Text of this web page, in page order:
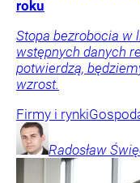
roku
Stopa bezrobocia w
wstępnych danych
potwierdzą,
wzrost.
Firmy i rynki
Radosław